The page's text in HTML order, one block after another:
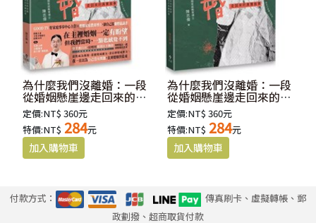
為什麼我們沒離婚：一段
從婚姻懸崖邊走回來的真
實故事(書籤限量版)
定價:NT$ 360元
特價:NT$ 284元
為什麼我們沒離婚：一段
從婚姻懸崖邊走回來的真
實故事
定價:NT$ 360元
特價:NT$ 284元
付款方式：
傳真刷卡、虛擬轉帳、郵
政劃撥、超商取貨付款